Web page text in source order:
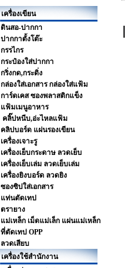
เครื่องเขียน
ดินสอ-ปากกา
ปากกาตั้งโต๊ะ
กรรไกร
กระป๋องใส่ปากกา
กริ่งกด,กระดิ่ง
กล่องใส่เอกสาร กล่องใส่แฟ้ม
การ์ดเคส ซองพลาสติกแข็ง
แฟ้มเมนูอาหาร
คลิ๊ปหนีบ,อ่ะไหลแฟ้ม
คลิปบอร์ด แผ่นรองเขียน
เครื่องเจาะรู
เครื่องเย็บกระดาษ ลวดเย็บ
เครื่องเย็บเล่ม ลวดเย็บเล่ม
เครื่องยิงบอร์ด ลวดยิง
ซองซิปใส่เอกสาร
แท่นตัดเทป
ตรายาง
แม่เหล็ก เม็ดแม่เล็ก แผ่นแม่เหล็ก
ที่ตัดเทป OPP
ลวดเสียบ
เครื่องใช้สำนักงาน